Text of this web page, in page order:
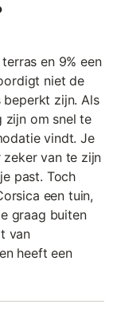
en 9% een
niet de
beperkt zijn. Als
zijn om snel te
vindt. Je
van te zijn
past. Toch
een tuin,
graag buiten
van
heeft een